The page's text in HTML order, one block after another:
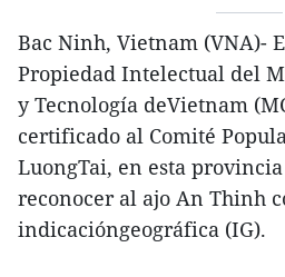
Bac Ninh, Vietnam (VNA)-
Propiedad Intelectual del
y Tecnología deVietnam
certificado al Comité
LuongTai, en esta
reconocer al ajo An Thinh
indicacióngeográfica (IG).